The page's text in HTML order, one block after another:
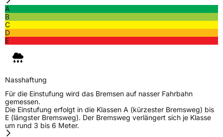
SchlauchtypTL
ZustandNeureifen
M+S
EU Label
EffizienzD
Nasshaftung B
A
B
C
D
E
Nasshaftung
Für die Einstufung wird das Bremsen auf nasser Fahrbahn
gemessen.
Die Einstufung erfolgt in die Klassen A (kürzester Bremsweg) bis
E (längster Bremsweg). Der Bremsweg verlängert sich je Klasse
um rund 3 bis 6 Meter.